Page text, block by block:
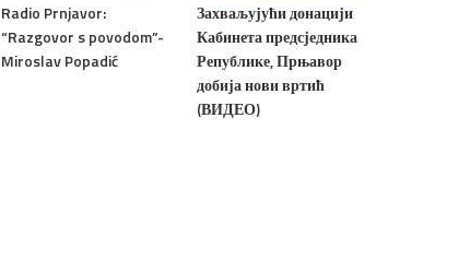
Radio Prnjavor:
“Razgovor s povodom”-
Miroslav Popadić
Захваљујући донацији
Кабинета предсједника
Републике, Прњавор
добија нови вртић
(ВИДЕО)